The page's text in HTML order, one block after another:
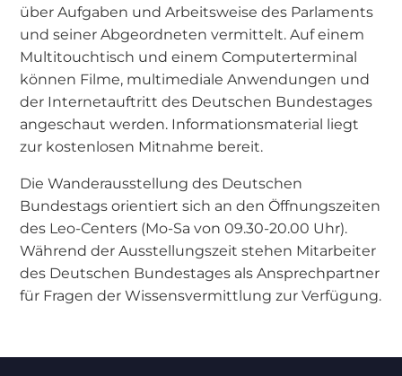
über Aufgaben und Arbeitsweise des Parlaments
und seiner Abgeordneten vermittelt. Auf einem
Multitouchtisch und einem Computerterminal
können Filme, multimediale Anwendungen und
der Internetauftritt des Deutschen Bundestages
angeschaut werden. Informationsmaterial liegt
zur kostenlosen Mitnahme bereit.
Die Wanderausstellung des Deutschen
Bundestags orientiert sich an den Öffnungszeiten
des Leo-Centers (Mo-Sa von 09.30-20.00 Uhr).
Während der Ausstellungszeit stehen Mitarbeiter
des Deutschen Bundestages als Ansprechpartner
für Fragen der Wissensvermittlung zur Verfügung.